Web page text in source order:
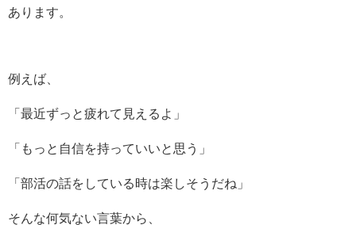
あります。
例えば、
「最近ずっと疲れて見えるよ」
「もっと自信を持っていいと思う」
「部活の話をしている時は楽しそうだね」
そんな何気ない言葉から、